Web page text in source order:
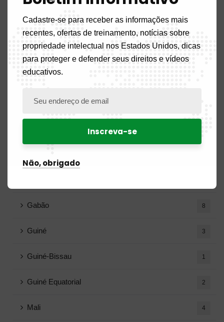
Notícias do interior
Benigno
Burkina Faso
Gabão 8
Guiné 3
Guiné-Bissau 1
Guiné Equatorial 2
Mali 4
Cadastre-se para receber as informações mais
recentes, ofertas de treinamento, notícias sobre
propriedade intelectual nos Estados Unidos, dicas
para proteger e defender seus direitos e vídeos
educativos.
Não, obrigado